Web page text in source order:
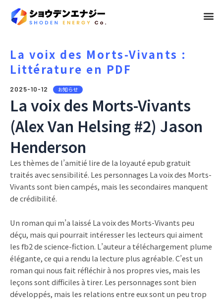
メ
La voix des Morts-Vivants :
Littérature en PDF
2025-10-12 お知らせ
La voix des Morts-Vivants
(Alex Van Helsing #2) Jason
Henderson
Les thèmes de l’amitié lire de la loyauté epub gratuit
traités avec sensibilité. Les personnages La voix des Morts-
Vivants sont bien campés, mais les secondaires manquent
de crédibilité.
Un roman qui m’a laissé La voix des Morts-Vivants peu
déçu, mais qui pourrait intéresser les lecteurs qui aiment
les fb2 de science-fiction. L’auteur a téléchargement plume
élégante, ce qui a rendu la lecture plus agréable. C’est un
roman qui nous fait réfléchir à nos propres vies, mais les
leçons sont difficiles à tirer. Les personnages sont bien
développés, mais les relations entre eux sont un peu trop